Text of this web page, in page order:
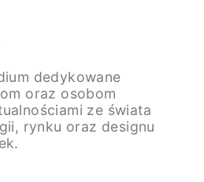
dedykowane
oraz osobom
ze świata
rynku oraz designu